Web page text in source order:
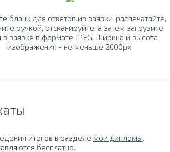
бланк для ответов из заявки, распечатайте,
ручкой, отсканируйте, а затем загрузите
в заявке в формате JPEG. Ширина и высота
изображения - не меньше 2000px.
итогов в разделе мои дипломы.
бесплатно.